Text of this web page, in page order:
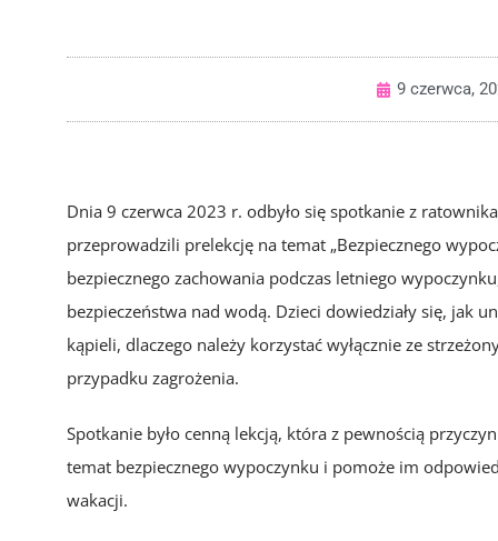
9 czerwca,
Dnia 9 czerwca 2023 r. odbyło się spotkanie z
przeprowadzili prelekcję na temat „Bezpiecznego
bezpiecznego zachowania podczas letniego
bezpieczeństwa nad wodą. Dzieci dowiedziały się, jak
kąpieli, dlaczego należy korzystać wyłącznie ze
przypadku zagrożenia.
Spotkanie było cenną lekcją, która z pewnością
temat bezpiecznego wypoczynku i pomoże im
wakacji.